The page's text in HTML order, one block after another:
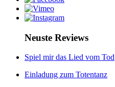
Neuste Reviews
Spiel mir das Lied vom Tod
Einladung zum Totentanz